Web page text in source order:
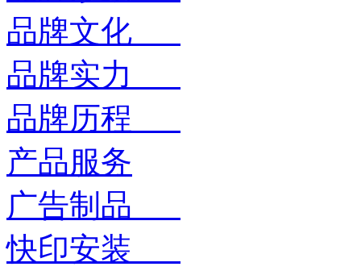
品牌文化
品牌实力
品牌历程
产品服务
广告制品
快印安装